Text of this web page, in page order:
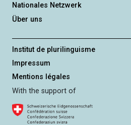
Nationales Netzwerk
Über uns
Institut de plurilinguisme
Impressum
Mentions légales
With the support of